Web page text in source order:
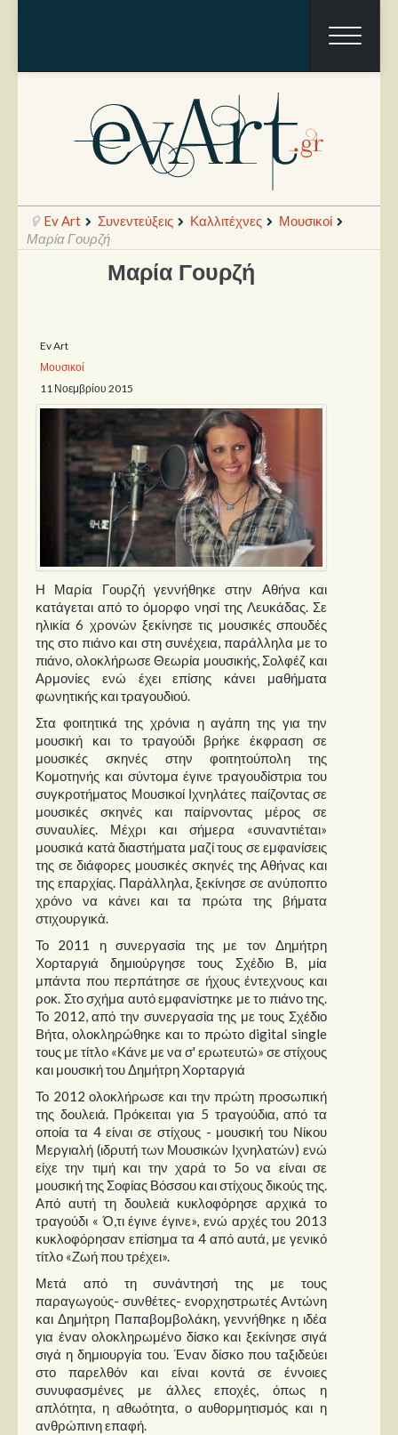
Ραπόρτο
Θέατρο
Συνεντεύξεις
Παρουσιάσεις
Δίσκοι
Σειρές
Ταινίες
Βιβλία
Video News
Καλλιτέχνες
Μουσικοί
Διάφοροι
Εκτός Συνόρων
Νέα
Στήλες
Polls
Small Talk
Blog
Ev Art Συνεντεύξεις Καλλιτέχνες
Μουσικοί
Μαρία Γουρζή
Μαρία Γουρζή
Ev Art
Μουσικοί
11 Νοεμβρίου 2015
Η Μαρία Γουρζή γεννήθηκε στην Αθήνα και
κατάγεται από το όμορφο νησί της Λευκάδας. Σε
ηλικία 6 χρονών ξεκίνησε τις μουσικές σπουδές
της στο πιάνο και στη συνέχεια, παράλληλα με το
πιάνο, ολοκλήρωσε Θεωρία μουσικής, Σολφέζ και
Αρμονίες ενώ έχει επίσης κάνει μαθήματα
φωνητικής και τραγουδιού.
Στα φοιτητικά της χρόνια η αγάπη της για την
μουσική και το τραγούδι βρήκε έκφραση σε
μουσικές σκηνές στην φοιτητούπολη της
Κομοτηνής και σύντομα έγινε τραγουδίστρια του
συγκροτήματος Μουσικοί Ιχνηλάτες παίζοντας σε
μουσικές σκηνές και παίρνοντας μέρος σε
συναυλίες. Μέχρι και σήμερα «συναντιέται»
μουσικά κατά διαστήματα μαζί τους σε εμφανίσεις
της σε διάφορες μουσικές σκηνές της Αθήνας και
της επαρχίας. Παράλληλα, ξεκίνησε σε ανύποπτο
χρόνο να κάνει και τα πρώτα της βήματα
στιχουργικά.
Το 2011 η συνεργασία της με τον Δημήτρη
Χορταργιά δημιούργησε τους Σχέδιο Β, μία
μπάντα που περπάτησε σε ήχους έντεχνους και
ροκ. Στο σχήμα αυτό εμφανίστηκε με το πιάνο της.
Το 2012, από την συνεργασία της με τους Σχέδιο
Βήτα, ολοκληρώθηκε και το πρώτο digital single
τους με τίτλο «Κάνε με να σ' ερωτευτώ» σε στίχους
και μουσική του Δημήτρη Χορταργιά
Το 2012 ολοκλήρωσε και την πρώτη προσωπική
της δουλειά. Πρόκειται για 5 τραγούδια, από τα
οποία τα 4 είναι σε στίχους - μουσική του Νίκου
Μεργιαλή (ιδρυτή των Μουσικών Ιχνηλατών) ενώ
είχε την τιμή και την χαρά το 5ο να είναι σε
μουσική της Σοφίας Βόσσου και στίχους δικούς της.
Από αυτή τη δουλειά κυκλοφόρησε αρχικά το
τραγούδι « Ό,τι έγινε έγινε», ενώ αρχές του 2013
κυκλοφόρησαν επίσημα τα 4 από αυτά, με γενικό
τίτλο «Ζωή που τρέχει».
Μετά από τη συνάντησή της με τους
παραγωγούς- συνθέτες- ενορχηστρωτές Αντώνη
και Δημήτρη Παπαβομβολάκη, γεννήθηκε η ιδέα
για έναν ολοκληρωμένο δίσκο και ξεκίνησε σιγά
σιγά η δημιουργία του. Έναν δίσκο που ταξιδεύει
στο παρελθόν και είναι κοντά σε έννοιες
συνυφασμένες με άλλες εποχές, όπως η
απλότητα, η αθωότητα, ο αυθορμητισμός και η
ανθρώπινη επαφή.